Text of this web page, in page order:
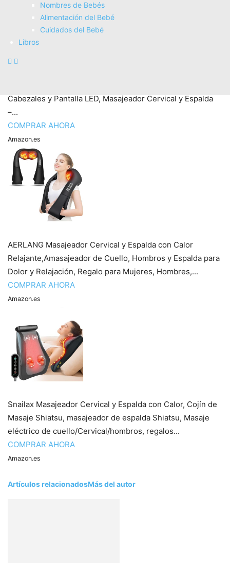
Nombres de Bebés
Alimentación del Bebé
Cuidados del Bebé
Libros
Cabezales y Pantalla LED, Masajeador Cervical y Espalda
–...
COMPRAR AHORA
Amazon.es
AERLANG Masajeador Cervical y Espalda con Calor
Relajante,Amasajeador de Cuello, Hombros y Espalda para
Dolor y Relajación, Regalo para Mujeres, Hombres,...
COMPRAR AHORA
Amazon.es
Snailax Masajeador Cervical y Espalda con Calor, Cojín de
Masaje Shiatsu, masajeador de espalda Shiatsu, Masaje
eléctrico de cuello/Cervical/hombros, regalos...
COMPRAR AHORA
Amazon.es
Artículos relacionadosMás del autor